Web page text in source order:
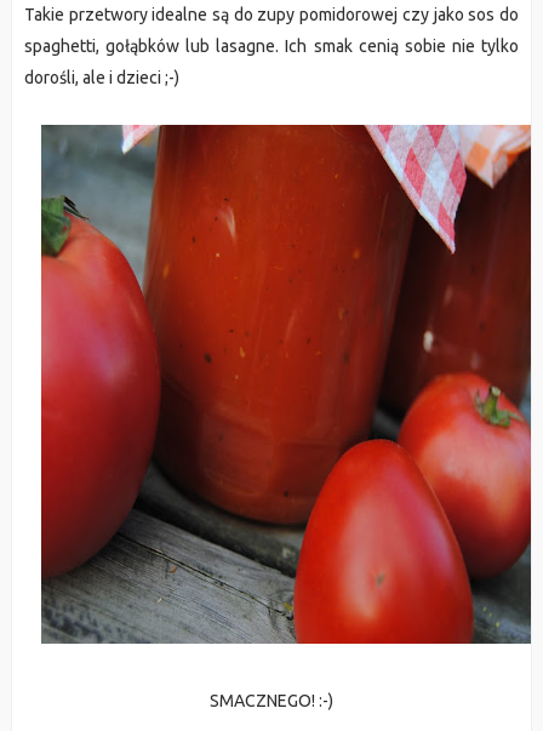
Takie przetwory idealne są do zupy pomidorowej czy jako sos do
spaghetti, gołąbków lub lasagne. Ich smak cenią sobie nie tylko
dorośli, ale i dzieci ;-)
SMACZNEGO! :-)